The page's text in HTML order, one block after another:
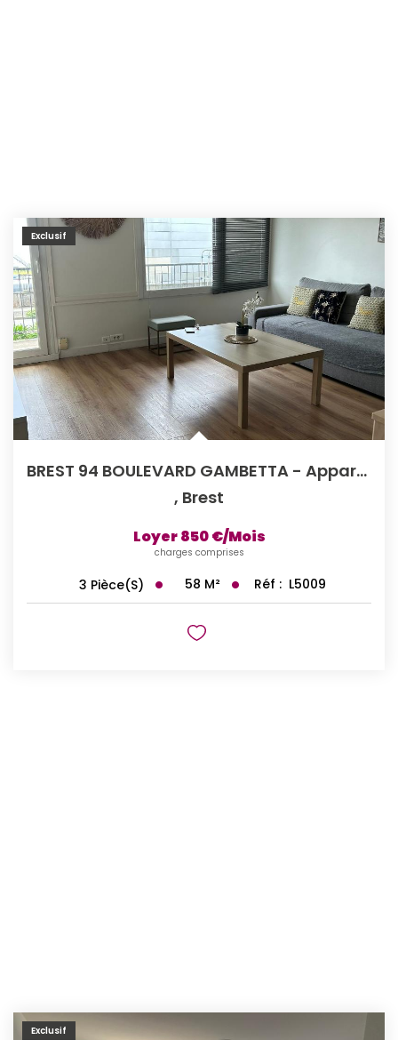
Exclusif
BREST 94 BOULEVARD GAMBETTA - Appartement T3 Meublé De 58m²
, Brest
Loyer 850 €/mois
charges comprises
3 Pièce(s) 58 M² Réf : L5009
Exclusif